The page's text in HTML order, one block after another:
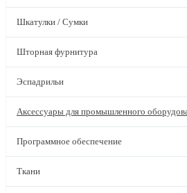
Шкатулки / Сумки
Шторная фурнитура
Эспадрильи
Аксессуары для промышленного
Программное обеспечение
Ткани